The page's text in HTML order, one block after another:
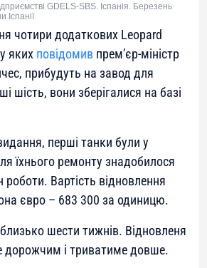
GDELS-SBS. Іспанія. Березень
Іспанії
чотири додаткових Leopard
яких повідомив прем’єр-міністр
прибудуть на завод для
шість, вони зберігалися на базі
перші танки були у
їхнього ремонту знадобилося
роботи. Вартість відновлення
євро – 683 300 за одиницю.
шести тижнів. Відновленя
дорожчим і триватиме довше.